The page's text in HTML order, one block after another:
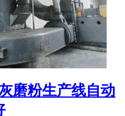
磨粉生产线自动